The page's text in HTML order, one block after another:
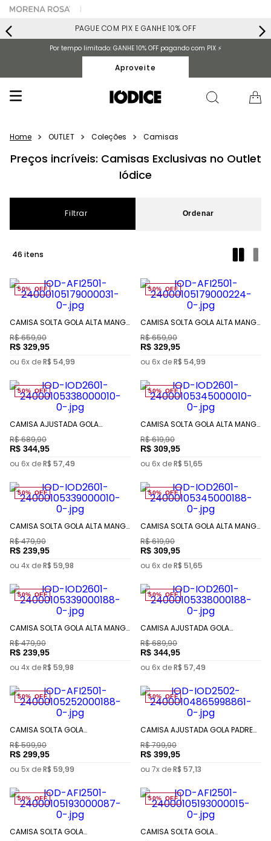
PAGUE COM PIX E GANHE 10% OFF
Por tempo limitado: GANHE 10% OFF pagando com PIX ⚡️
Aproveite
OUTLET Coleções Camisas
Preços incríveis: Camisas Exclusivas no Outlet
Iódice
Filtrar
46
50% OFF
CAMISA SOLTA GOLA ALTA MANGA
R$659,90
R$ 329,95
ou 6x deR$ 54,99
50% OFF
CAMISA SOLTA GOLA ALTA MANGA
R$659,90
R$ 329,95
ou 6x deR$ 54,99
50% OFF
CAMISA AJUSTADA GOLA
PADRÃO
R$689,90
R$ 344,95
ou 6x deR$ 57,49
50% OFF
CAMISA SOLTA GOLA ALTA MANGA
R$619,90
R$ 309,95
ou 6x deR$ 51,65
50% OFF
CAMISA SOLTA GOLA ALTA MANGA
R$479,90
R$ 239,95
ou 4x deR$ 59,98
50% OFF
CAMISA SOLTA GOLA ALTA MANGA
R$619,90
R$ 309,95
ou 6x deR$ 51,65
50% OFF
CAMISA SOLTA GOLA ALTA MANGA
R$479,90
R$ 239,95
ou 4x deR$ 59,98
50% OFF
CAMISA AJUSTADA GOLA
PADRÃO
R$689,90
R$ 344,95
ou 6x deR$ 57,49
50% OFF
CAMISA SOLTA GOLA
PADRÃO
R$599,90
R$ 299,95
ou 5x deR$ 59,99
50% OFF
CAMISA AJUSTADA GOLA PADRE
R$799,90
R$ 399,95
ou 7x deR$ 57,13
50% OFF
CAMISA SOLTA GOLA
50% OFF
CAMISA SOLTA GOLA